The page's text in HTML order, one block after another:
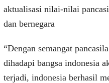
aktualisasi nilai-nilai
dan bernegara
“Dengan semangat
dihadapi bangsa indonesia
terjadi, indonesia berhasil